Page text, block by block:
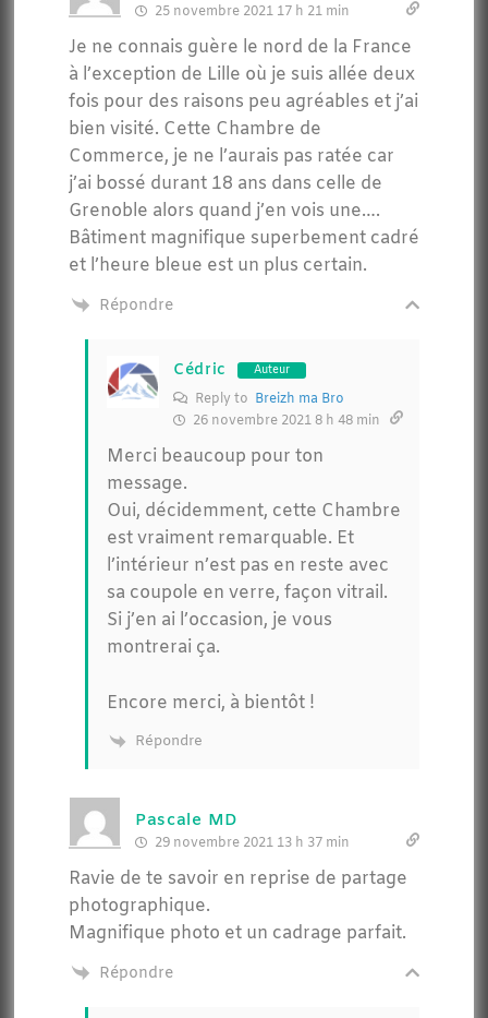
25 novembre 2021 17 h 21 min
Je ne connais guère le nord de la France
à l’exception de Lille où je suis allée deux
fois pour des raisons peu agréables et j’ai
bien visité. Cette Chambre de
Commerce, je ne l’aurais pas ratée car
j’ai bossé durant 18 ans dans celle de
Grenoble alors quand j’en vois une….
Bâtiment magnifique superbement cadré
et l’heure bleue est un plus certain.
Répondre
Cédric Auteur
Reply to Breizh ma Bro
26 novembre 2021 8 h 48 min
Merci beaucoup pour ton
message.
Oui, décidemment, cette Chambre
est vraiment remarquable. Et
l’intérieur n’est pas en reste avec
sa coupole en verre, façon vitrail.
Si j’en ai l’occasion, je vous
montrerai ça.
Encore merci, à bientôt !
Répondre
Pascale MD
29 novembre 2021 13 h 37 min
Ravie de te savoir en reprise de partage
photographique.
Magnifique photo et un cadrage parfait.
Répondre